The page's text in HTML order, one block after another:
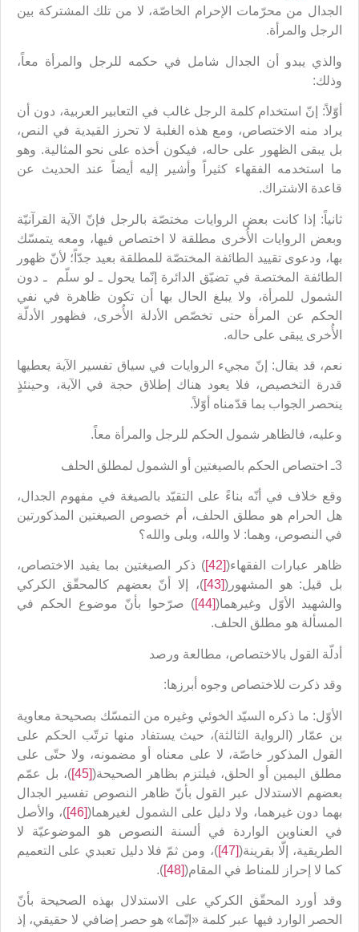
الجدال من محرّمات الإحرام الخاصّة، لا من تلك المشتركة بين
الرجل والمرأة.
والذي يبدو أن الجدال شامل في حكمه للرجل والمرأة معاً،
وذلك:
أوّلاً: إنّ استخدام كلمة الرجل غالب في التعابير العربية، دون أن
يراد منه الاختصاص، ومع هذه الغلبة لا تحرز القيدية في النص،
بل يبقى الظهور على حاله، فيكون أخذه على نحو المثالية. وهو
ما استخدمه الفقهاء كثيراً وأشير إليه أيضاً عند الحديث عن
قاعدة الاشتراك.
ثانياً: إذا كانت بعض الروايات مختصّة بالرجل فإنّ الآية القرآنيّة
وبعض الروايات الأُخرى مطلقة لا اختصاص فيها، ومعه يتمسّك
بها، ودعوى تقييد الطائفة المختصّة للمطلقة بعيد جدّاً؛ لأنّ ظهور
الطائفة المختصة في تضيّق الدائرة إنّما يحول ـ لو سلّم ـ دون
الشمول للمرأة، ولا يبلغ الحال بها أن تكون ظاهرة في نفي
الحكم عن المرأة حتى تخصّص الأدلة الأُخرى، فظهور الأدلّة
الأُخرى يبقى على حاله.
نعم، قد يقال: إنّ مجيء الروايات في سياق تفسير الآية يعطيها
قدرة التخصيص، فلا يعود هناك إطلاق حجة في الآية، وحينئذٍ
ينحصر الجواب بما قدّمناه أوّلاً.
وعليه، فالظاهر شمول الحكم للرجل والمرأة معاً.
3ـ اختصاص الحكم بالصيغتين أو الشمول لمطلق الحلف
وقع خلاف في أنّه بناءً على التقيّد بالصيغة في مفهوم الجدال،
هل الحرام هو مطلق الحلف، أم خصوص الصيغتين المذكورتين
في النصوص، وهما: لا والله، وبلى والله؟
ظاهر عبارات الفقهاء(
) ذكر الصيغتين بما يفيد الاختصاص،
بل قيل: هو المشهور( [43]
)، إلا أنّ بعضهم كالمحقّق الكركي
والشهيد الأوّل وغيرهما(
) صرّحوا بأنّ موضوع الحكم في
المسألة هو مطلق الحلف.
أدلّة القول بالاختصاص، مطالعة ورصد
وقد ذكرت للاختصاص وجوه أبرزها:
الأوّل: ما ذكره السيّد الخوئي وغيره من التمسّك بصحيحة معاوية
بن عمّار (الرواية الثالثة)، حيث يستفاد منها ترتّب الحكم على
القول المذكور خاصّة، لا على معناه أو مضمونه، ولا حتّى على
مطلق اليمين أو الحلق، فيلتزم بظاهر الصحيحة([45]
)، بل عمّم
بعضهم الاستدلال عبر القول بأنّ ظاهر النصوص تفسير الجدال
بهما دون غيرهما، ولا دليل على الشمول لغيرهما([46]
)، والأصل
في العناوين الواردة في ألسنة النصوص هو الموضوعيّة لا
الطريقية، إلّا بقرينة([47]
)، ومن ثمّ فلا دليل تعبدي على التعميم
كما لا إحراز للمناط في المقام([48]
).
وقد أورد المحقّق الكركي على الاستدلال بهذه الصحيحة بأنّ
الحصر الوارد فيها عبر كلمة «إنّما» هو حصر إضافي لا حقيقي، إذ